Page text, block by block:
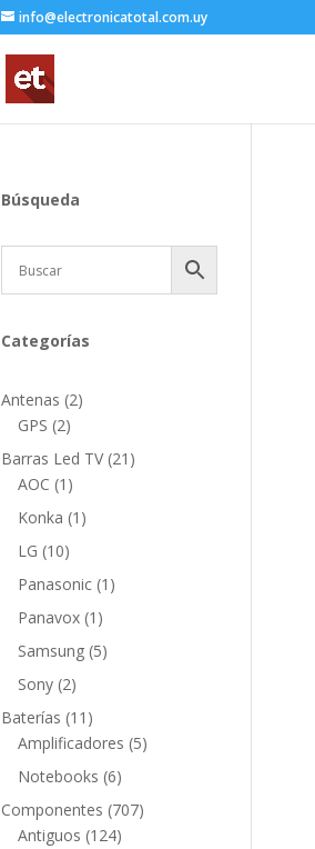
info@electronicatotal.com.uy
Búsqueda
Categorías
Antenas 22
GPS 22
productos
Barras Led TV 21 21
AOC 1 1
producto
Konka 1 1
LG 1010
productos
Panasonic 1 1
Panavox 1 1
producto
Samsung 55
Sony 22
productos
Baterías 11 11
productos
Amplificadores 55
Notebooks 66
productos
Componentes 707707
Antiguos 124124